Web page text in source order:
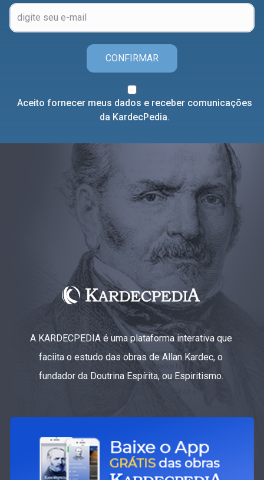
CONFIRMAR
Aceito fornecer meus dados e receber comunicações
da KardecPedia.
A KARDECPEDIA é uma plataforma interativa que
faciita o estudo das obras de Allan Kardec, o
fundador da Doutrina Espírita, ou Espiritismo.